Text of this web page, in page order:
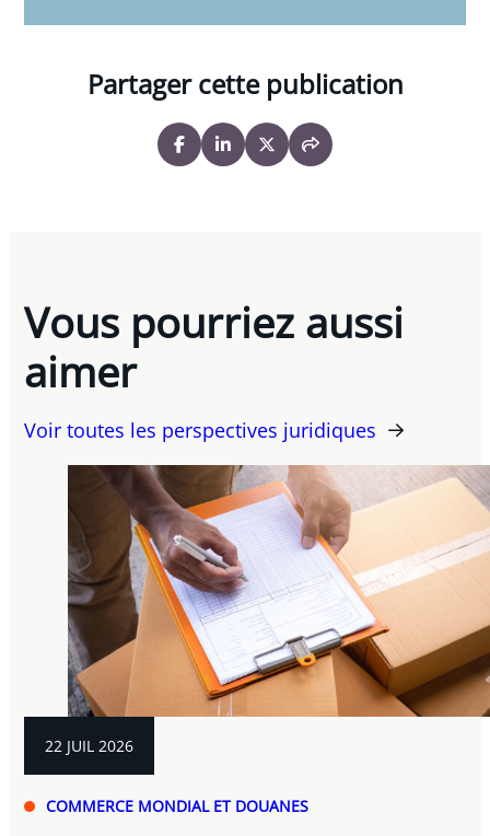
Partager cette publication
Vous pourriez aussi
aimer
Voir toutes les perspectives juridiques
22 JUIL 2026
COMMERCE MONDIAL ET DOUANES